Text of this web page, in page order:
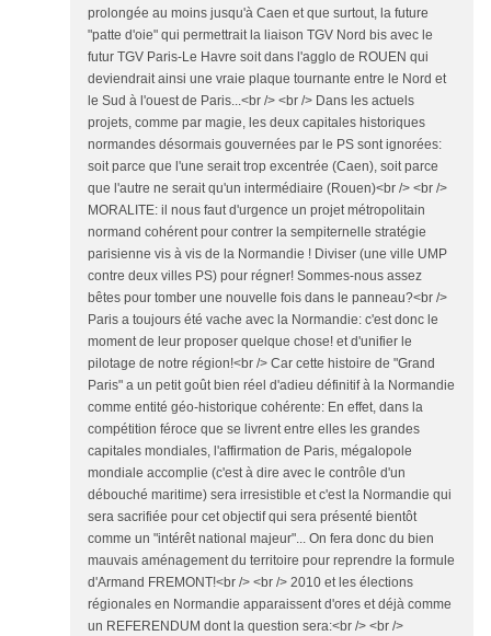
prolongée au moins jusqu'à Caen et que surtout, la future
"patte d'oie" qui permettrait la liaison TGV Nord bis avec le
futur TGV Paris-Le Havre soit dans l'agglo de ROUEN qui
deviendrait ainsi une vraie plaque tournante entre le Nord et
le Sud à l'ouest de Paris...<br /> <br /> Dans les actuels
projets, comme par magie, les deux capitales historiques
normandes désormais gouvernées par le PS sont ignorées:
soit parce que l'une serait trop excentrée (Caen), soit parce
que l'autre ne serait qu'un intermédiaire (Rouen)<br /> <br />
MORALITE: il nous faut d'urgence un projet métropolitain
normand cohérent pour contrer la sempiternelle stratégie
parisienne vis à vis de la Normandie ! Diviser (une ville UMP
contre deux villes PS) pour régner! Sommes-nous assez
bêtes pour tomber une nouvelle fois dans le panneau?<br />
Paris a toujours été vache avec la Normandie: c'est donc le
moment de leur proposer quelque chose! et d'unifier le
pilotage de notre région!<br /> Car cette histoire de "Grand
Paris" a un petit goût bien réel d'adieu définitif à la Normandie
comme entité géo-historique cohérente: En effet, dans la
compétition féroce que se livrent entre elles les grandes
capitales mondiales, l'affirmation de Paris, mégalopole
mondiale accomplie (c'est à dire avec le contrôle d'un
débouché maritime) sera irresistible et c'est la Normandie qui
sera sacrifiée pour cet objectif qui sera présenté bientôt
comme un "intérêt national majeur"... On fera donc du bien
mauvais aménagement du territoire pour reprendre la formule
d'Armand FREMONT!<br /> <br /> 2010 et les élections
régionales en Normandie apparaissent d'ores et déjà comme
un REFERENDUM dont la question sera:<br /> <br />